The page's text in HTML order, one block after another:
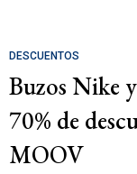
DESCUENTOS
Buzos Nike
70% de
MOOV